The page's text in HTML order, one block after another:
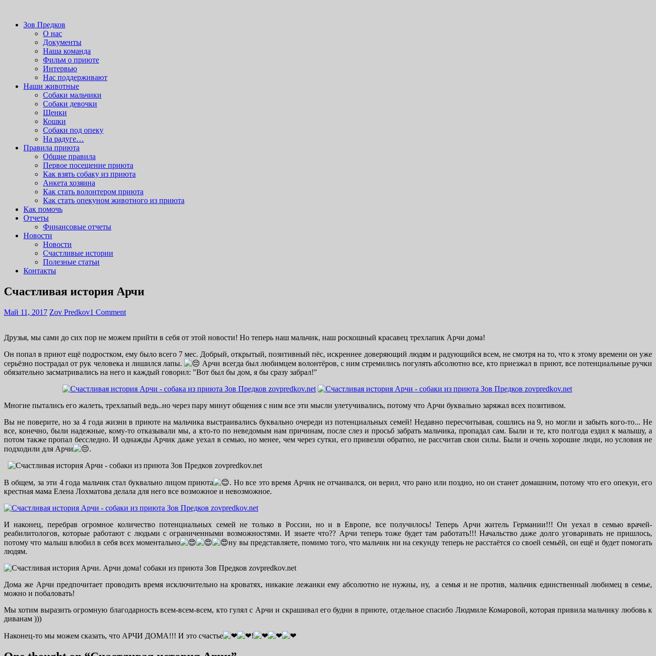
Зов Предков
приют для бездомных животных
Зов Предков
О нас
Документы
Наша команда
Фильм о приюте
Интервью
Нас поддерживают
Наши животные
Cобаки мальчики
Cобаки девочки
Щенки
Кошки
Собаки под опеку
На радуге…
Правила приюта
Общие правила
Первое посещение приюта
Как взять собаку из приюта
Анкета хозяина
Как стать волонтером приюта
Как стать опекуном животного из приюта
Как помочь
Отчеты
Финансовые отчеты
Новости
Новости
Счастливые истории
Полезные статьи
Контакты
Счастливая история Арчи
Май 11, 2017 Zov Predkov1 Comment
Друзья, мы сами до сих пор не можем прийти в себя от этой новости! Но теперь наш мальчик, наш роскошный красавец трехлапик Арчи дома!
Он попал в приют ещё подростком, ему было всего 7 мес. Добрый, открытый, позитивный пёс, искреннее доверяющий людям и радующийся всем, не смотря на то, что к этому времени он уже
серьёзно пострадал от рук человека и лишился лапы.
Арчи всегда был любимцем волонтёров, с ним стремились погулять абсолютно все, кто приезжал в приют, все потенциальные ручки
обязательно засматривались на него и каждый говорил: "Вот был бы дом, я бы сразу забрал!"
Многие пытались его жалеть, трехлапый ведь..но через пару минут общения с ним все эти мысли улетучивались, потому что Арчи буквально заряжал всех позитивом.
Вы не поверите, но за 4 года жизни в приюте на мальчика выстраивались буквально очереди из потенциальных семей! Недавно пересчитывая, сошлись на 9, но могли и забыть кого-то... Не
все, конечно, были надежные, кому-то отказывали мы, а кто-то по неведомым нам причинам, после слез и просьб забрать мальчика, пропадал сам. Были и те, кто полгода ездил к малышу, а
потом также пропал бесследно. И однажды Арчик даже уехал в семью, но менее, чем через сутки, его привезли обратно, не рассчитав свои силы. Были и очень хорошие люди, но условия не
подходили для Арчи
.
В общем, за эти 4 года мальчик стал буквально лицом приюта
. Но все это время Арчик не отчаивался, он верил, что рано или поздно, но он станет домашним, потому что его опекун, его
крестная мама Елена Лохматова делала для него все возможное и невозможное.
И наконец, перебрав огромное количество потенциальных семей не только в России, но и в Европе, все получилось! Теперь Арчи житель Германии!!! Он уехал в семью врачей-
реабилитологов, которые работают с людьми с ограниченными возможностями. И знаете что?? Арчи теперь тоже будет там работать!!! Начальство даже долго уговаривать не пришлось,
потому что малыш влюбил в себя всех моментально
ну вы представляете, помимо того, что мальчик ни на секунду теперь не расстаётся со своей семьёй, он ещё и будет помогать
людям.
Дома же Арчи предпочитает проводить время исключительно на кроватях, никакие лежанки ему абсолютно не нужны, ну, а семья и не против, мальчик единственный любимец в семье,
можно и побаловать!
Мы хотим выразить огромную благодарность всем-всем-всем, кто гулял с Арчи и скрашивал его будни в приюте, отдельное спасибо Людмиле Комаровой, которая привила мальчику любовь к
диванам )))
Наконец-то мы можем сказать, что АРЧИ ДОМА!!! И это счастье !